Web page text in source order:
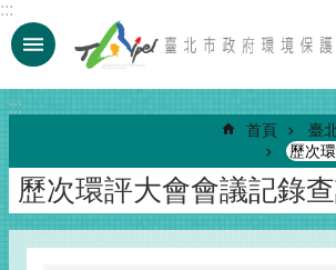
跳到主要內容區塊
:::
:::
首頁
臺
歷次
歷次環評大會會議記錄